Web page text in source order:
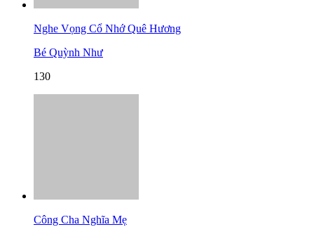
Nghe Vọng Cổ Nhớ Quê Hương
Bé Quỳnh Như
130
Công Cha Nghĩa Mẹ